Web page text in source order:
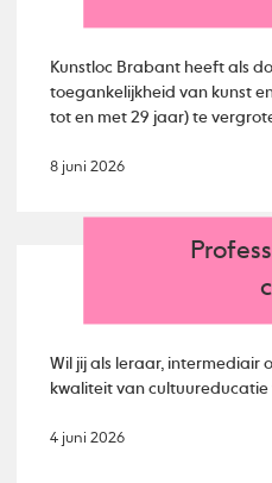
Kunstloc Brabant heeft als
toegankelijkheid van kunst
tot en met 29 jaar) te
8 juni 2026
Wil jij als leraar, intermediair
kwaliteit van cultuureducatie
4 juni 2026